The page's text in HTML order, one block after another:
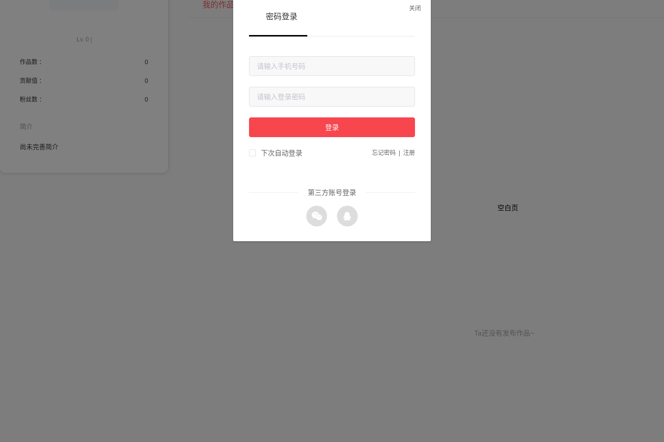
Lv. 0 |
作品数 ： 0
贡献值 ： 0
粉丝数 ： 0
简介
尚未完善简介
我的作品
Ta还没有发布作品~
关闭
密码登录
登录
下次自动登录 忘记密码 注册
第三方账号登录